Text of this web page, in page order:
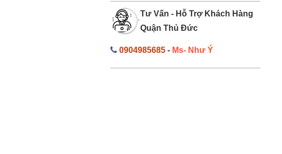
Tư Vấn - Hỗ Trợ Khách Hàng
Quận Thủ Đức
0904985685- Ms- Như Ý